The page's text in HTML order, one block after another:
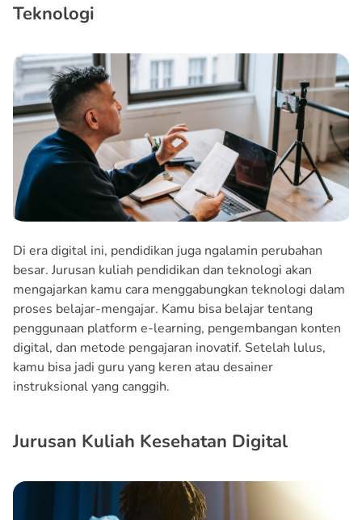
Teknologi
Di era digital ini, pendidikan juga ngalamin perubahan
besar. Jurusan kuliah pendidikan dan teknologi akan
mengajarkan kamu cara menggabungkan teknologi dalam
proses belajar-mengajar. Kamu bisa belajar tentang
penggunaan platform e-learning, pengembangan konten
digital, dan metode pengajaran inovatif. Setelah lulus,
kamu bisa jadi guru yang keren atau desainer
instruksional yang canggih.
Jurusan Kuliah Kesehatan Digital